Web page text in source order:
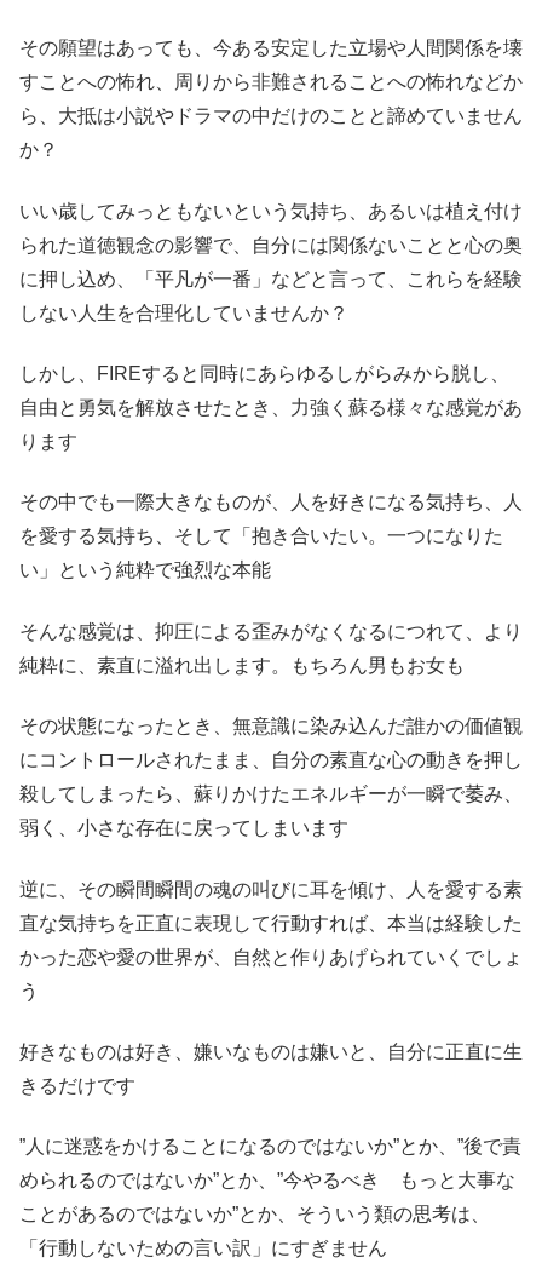
その願望はあっても、今ある安定した立場や人間関係を壊
すことへの怖れ、周りから非難されることへの怖れなどか
ら、大抵は小説やドラマの中だけのことと諦めていません
か？
いい歳してみっともないという気持ち、あるいは植え付け
られた道徳観念の影響で、自分には関係ないことと心の奥
に押し込め、「平凡が一番」などと言って、これらを経験
しない人生を合理化していませんか？
しかし、FIREすると同時にあらゆるしがらみから脱し、
自由と勇気を解放させたとき、力強く蘇る様々な感覚があ
ります
その中でも一際大きなものが、人を好きになる気持ち、人
を愛する気持ち、そして「抱き合いたい。一つになりた
い」という純粋で強烈な本能
そんな感覚は、抑圧による歪みがなくなるにつれて、より
純粋に、素直に溢れ出します。もちろん男もお女も
その状態になったとき、無意識に染み込んだ誰かの価値観
にコントロールされたまま、自分の素直な心の動きを押し
殺してしまったら、蘇りかけたエネルギーが一瞬で萎み、
弱く、小さな存在に戻ってしまいます
逆に、その瞬間瞬間の魂の叫びに耳を傾け、人を愛する素
直な気持ちを正直に表現して行動すれば、本当は経験した
かった恋や愛の世界が、自然と作りあげられていくでしょ
う
好きなものは好き、嫌いなものは嫌いと、自分に正直に生
きるだけです
”人に迷惑をかけることになるのではないか”とか、”後で責
められるのではないか”とか、”今やるべき もっと大事な
ことがあるのではないか”とか、そういう類の思考は、
「行動しないための言い訳」にすぎません